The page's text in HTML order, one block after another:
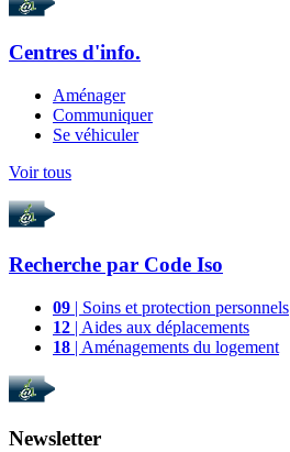
Centres d'info.
Aménager
Communiquer
Se véhiculer
Voir tous
Recherche par Code Iso
09 | Soins et protection personnels
12 | Aides aux déplacements
18 | Aménagements du logement
Newsletter